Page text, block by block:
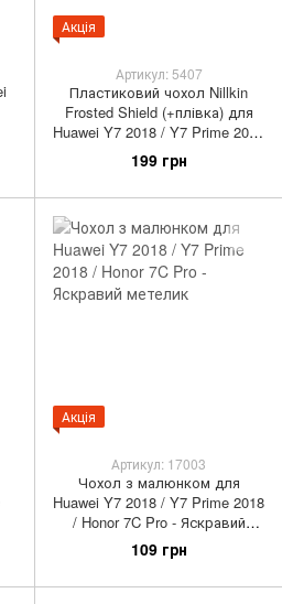
Акція
Артикул: 5407
Пластиковий чохол Nillkin
Frosted Shield (+плівка) для
Huawei Y7 2018 / Y7 Prime 2018
/ Honor 7C Pro
199 грн
Акція
Артикул: 17003
Чохол з малюнком для
Huawei Y7 2018 / Y7 Prime 2018
/ Honor 7C Pro - Яскравий
метелик
109 грн